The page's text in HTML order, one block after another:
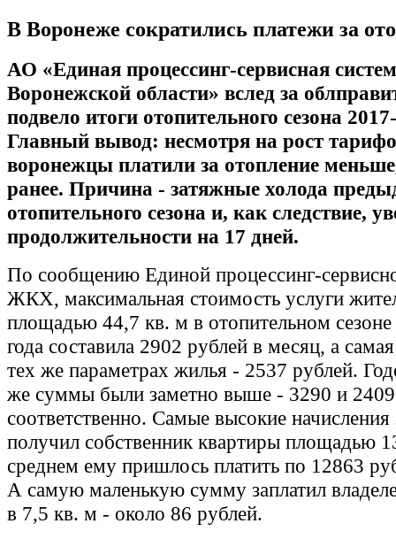
В Воронеже сократились платежи за
АО «Единая процессинг-сервисная
Воронежской области» вслед за
подвело итоги отопительного сезона
Главный вывод: несмотря на рост
воронежцы платили за отопление
ранее. Причина - затяжные холода
отопительного сезона и, как следствие,
продолжительности на 17 дней.
По сообщению Единой процессинг-
ЖКХ, максимальная стоимость услуги
площадью 44,7 кв. м в отопительном
года составила 2902 рублей в месяц, а
тех же параметрах жилья - 2537 рублей.
же суммы были заметно выше - 3290 и 2409
соответственно. Самые высокие начисления
получил собственник квартиры площадью
среднем ему пришлось платить по 12863
А самую маленькую сумму заплатил
в 7,5 кв. м - около 86 рублей.